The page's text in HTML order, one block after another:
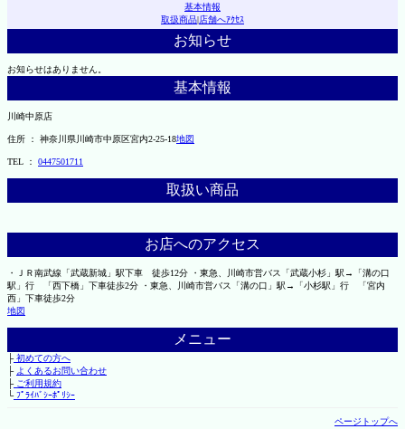
基本情報
取扱商品|店舗へｱｸｾｽ
お知らせ
お知らせはありません。
基本情報
川崎中原店
住所 ： 神奈川県川崎市中原区宮内2-25-18地図
TEL ： 0447501711
取扱い商品
お店へのアクセス
・ＪＲ南武線「武蔵新城」駅下車 徒歩12分 ・東急、川崎市営バス「武蔵小杉」駅→「溝の口
駅」行 「西下橋」下車徒歩2分 ・東急、川崎市営バス「溝の口」駅→「小杉駅」行 「宮内
西」下車徒歩2分
地図
メニュー
├初めての方へ
├ よくあるお問い合わせ
├ご利用規約
└ﾌﾟﾗｲﾊﾞｼｰﾎﾟﾘｼｰ
ページトップへ